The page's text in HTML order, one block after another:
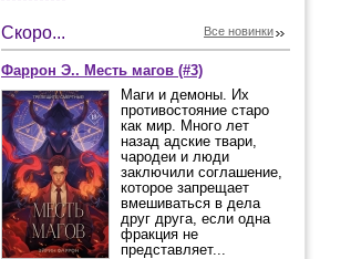
Скоро... Все новинки
Фаррон Э.. Месть магов (#3)
Маги и демоны. Их
противостояние старо
как мир. Много лет
назад адские твари,
чародеи и люди
заключили соглашение,
которое запрещает
вмешиваться в дела
друг друга, если одна
фракция не
представляет...